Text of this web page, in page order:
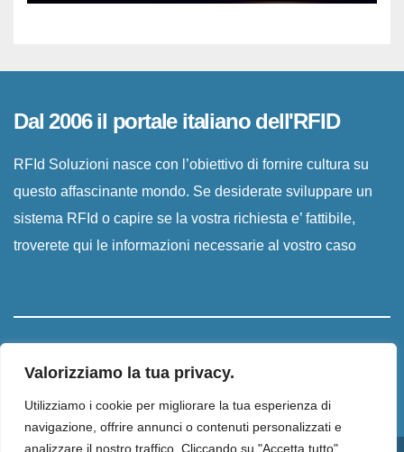
Valorizziamo la tua privacy.
Utilizziamo i cookie per migliorare la tua esperienza di
navigazione, offrire annunci o contenuti personalizzati e
analizzare il nostro traffico. Cliccando su "Accetta tutto",
Dal 2006 il portale italiano dell'RFID
RFId Soluzioni nasce con l’obiettivo di fornire cultura su
questo affascinante mondo. Se desiderate sviluppare un
sistema RFId o capire se la vostra richiesta e’ fattibile,
troverete qui le informazioni necessarie al vostro caso